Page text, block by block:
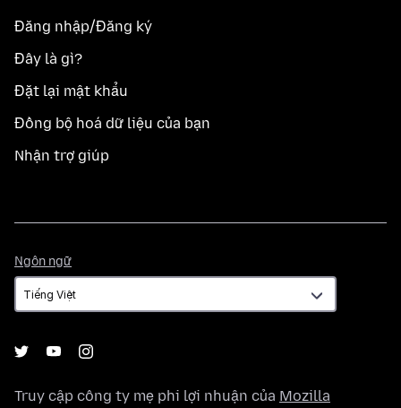
Đăng nhập/Đăng ký
Đây là gì?
Đặt lại mật khẩu
Đồng bộ hoá dữ liệu của bạn
Nhận trợ giúp
Ngôn ngữ
ngữ
Truy cập công ty mẹ phi lợi nhuận của Mozilla